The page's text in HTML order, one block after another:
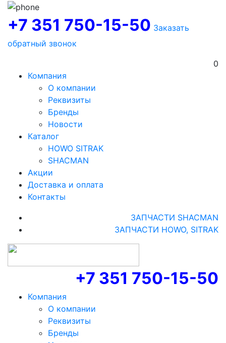
+7 351 750-15-50 Заказать
обратный звонок
0
Компания
О компании
Реквизиты
Бренды
Новости
Каталог
HOWO SITRAK
SHACMAN
Акции
Доставка и оплата
Контакты
ЗАПЧАСТИ SHACMAN
ЗАПЧАСТИ HOWO, SITRAK
+7 351 750-15-50
Компания
О компании
Реквизиты
Бренды